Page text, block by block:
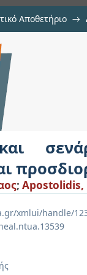
Αποθετήριο →
; Apostolidis,
xmlui/handle/